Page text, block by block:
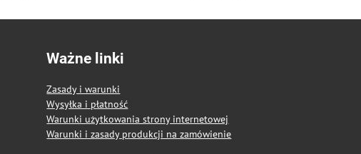
Ważne linki
Zasady i warunki
Wysyłka i płatność
Warunki użytkowania strony internetowej
Warunki i zasady produkcji na zamówienie